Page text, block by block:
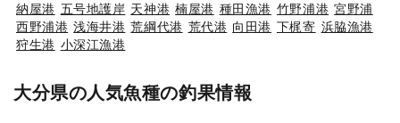
納屋港 五号地護岸 天神港 楠屋港 種田漁港 竹野浦港 宮野浦
西野浦港 浅海井港 荒綱代港 荒代港 向田港 下梶寄 浜脇漁港
狩生港 小深江漁港
大分県の人気魚種の釣果情報